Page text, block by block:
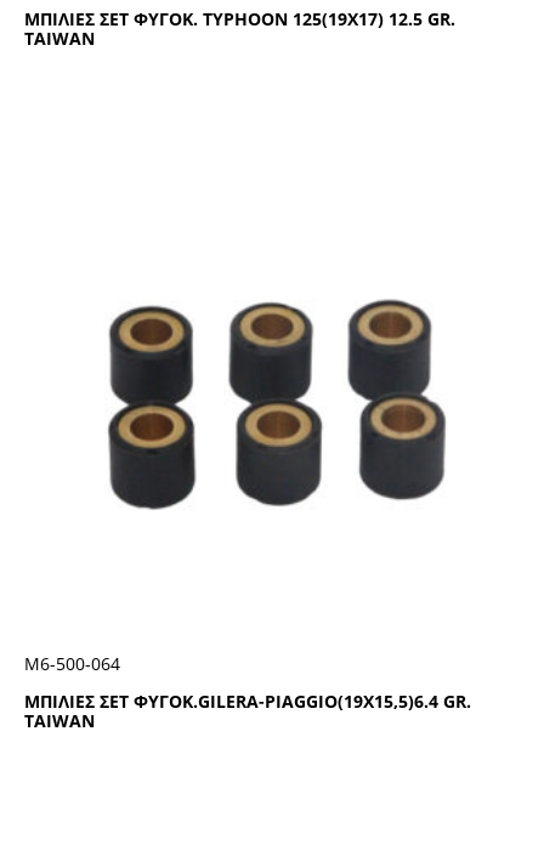
ΜΠΙΛΙΕΣ ΣΕΤ ΦΥΓΟΚ. TYPHOON 125(19X17) 12.5 GR.
TAIWAN
ΜΠΙΛΙΕΣ ΣΕΤ ΦΥΓΟΚ.GILERA-PIAGGIO(19X15,5)6.4 GR.
TAIWAN
Μ6-500-064